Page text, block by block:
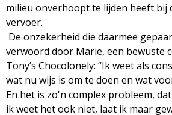
milieu onverhoopt te lijden heeft bij
vervoer.
De onzekerheid die daarmee
verwoord door Marie, een bewuste
Tony’s Chocolonely: “Ik weet als
wat nu wijs is om te doen en wat
En het is zo'n complex probleem,
ik weet het ook niet, laat ik maar